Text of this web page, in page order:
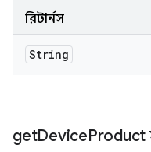
রিটার্নস
String
getDeviceProduct